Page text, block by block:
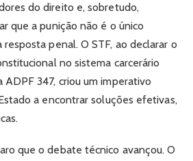
do direito e, sobretudo,
que a punição não é o único
penal. O STF, ao declarar o
no sistema carcerário
ADPF 347, criou um imperativo
a encontrar soluções efetivas,
que o debate técnico avançou. O